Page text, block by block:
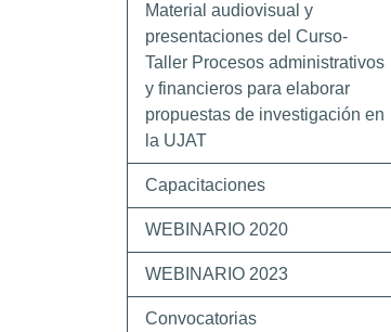
Material audiovisual y
presentaciones del Curso-
Taller Procesos administrativos
y financieros para elaborar
propuestas de investigación en
la UJAT
Capacitaciones
WEBINARIO 2020
WEBINARIO 2023
Convocatorias